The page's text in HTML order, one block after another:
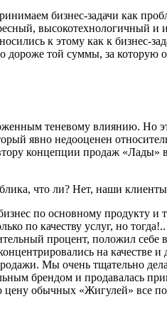
бизнес-задачи как
высокотехнологичный
к этому как к бизнес-
дороже той суммы, за которую
теневому влиянию. Но
явно недооценен
концепции продаж «Лады»
что ли? Нет, наши клиенты
по основному продукту и
по качеству услуг, но
процент, положил себе
на качестве
Мы очень тщательно
брендом и продавалась
обычных «Жигулей» все